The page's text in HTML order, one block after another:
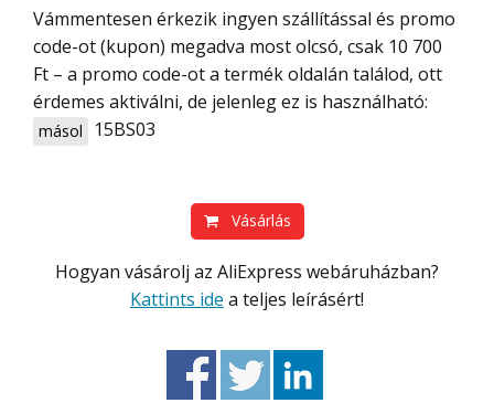
Vámmentesen érkezik ingyen szállítással és promo
code-ot (kupon) megadva most olcsó, csak 10 700
Ft – a promo code-ot a termék oldalán találod, ott
érdemes aktiválni, de jelenleg ez is használható:
másol 15BS03
Vásárlás
Hogyan vásárolj az AliExpress webáruházban?
Kattints ide a teljes leírásért!